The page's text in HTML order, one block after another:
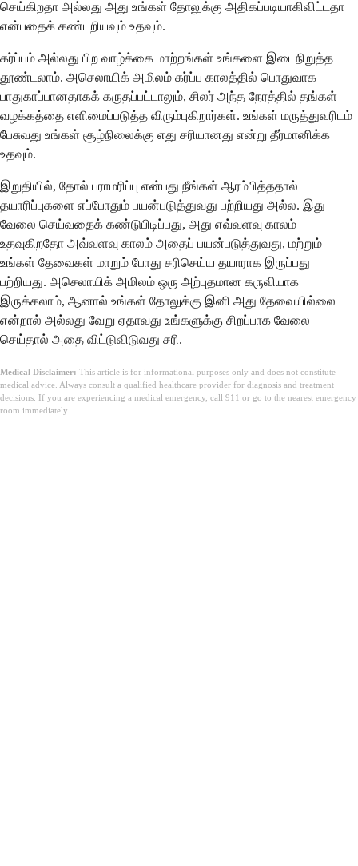
செய்கிறதா அல்லது அது உங்கள் தோலுக்கு அதிகப்படியாகிவிட்டதா
என்பதைக் கண்டறியவும் உதவும்.
கர்ப்பம் அல்லது பிற வாழ்க்கை மாற்றங்கள் உங்களை இடைநிறுத்த
தூண்டலாம். அசெலாயிக் அமிலம் கர்ப்ப காலத்தில் பொதுவாக
பாதுகாப்பானதாகக் கருதப்பட்டாலும், சிலர் அந்த நேரத்தில் தங்கள்
வழக்கத்தை எளிமைப்படுத்த விரும்புகிறார்கள். உங்கள் மருத்துவரிடம்
பேசுவது உங்கள் சூழ்நிலைக்கு எது சரியானது என்று தீர்மானிக்க
உதவும்.
இறுதியில், தோல் பராமரிப்பு என்பது நீங்கள் ஆரம்பித்ததால்
தயாரிப்புகளை எப்போதும் பயன்படுத்துவது பற்றியது அல்ல. இது
வேலை செய்வதைக் கண்டுபிடிப்பது, அது எவ்வளவு காலம்
உதவுகிறதோ அவ்வளவு காலம் அதைப் பயன்படுத்துவது, மற்றும்
உங்கள் தேவைகள் மாறும் போது சரிசெய்ய தயாராக இருப்பது
பற்றியது. அசெலாயிக் அமிலம் ஒரு அற்புதமான கருவியாக
இருக்கலாம், ஆனால் உங்கள் தோலுக்கு இனி அது தேவையில்லை
என்றால் அல்லது வேறு ஏதாவது உங்களுக்கு சிறப்பாக வேலை
செய்தால் அதை விட்டுவிடுவது சரி.
Medical Disclaimer: This article is for informational purposes only and does not constitute
medical advice. Always consult a qualified healthcare provider for diagnosis and treatment
decisions. If you are experiencing a medical emergency, call 911 or go to the nearest emergency
room immediately.